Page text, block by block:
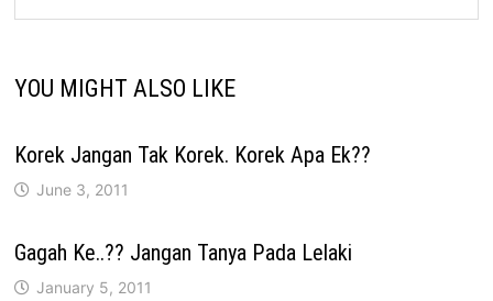
YOU MIGHT ALSO LIKE
Korek Jangan Tak Korek. Korek Apa Ek??
June 3, 2011
Gagah Ke..?? Jangan Tanya Pada Lelaki
January 5, 2011